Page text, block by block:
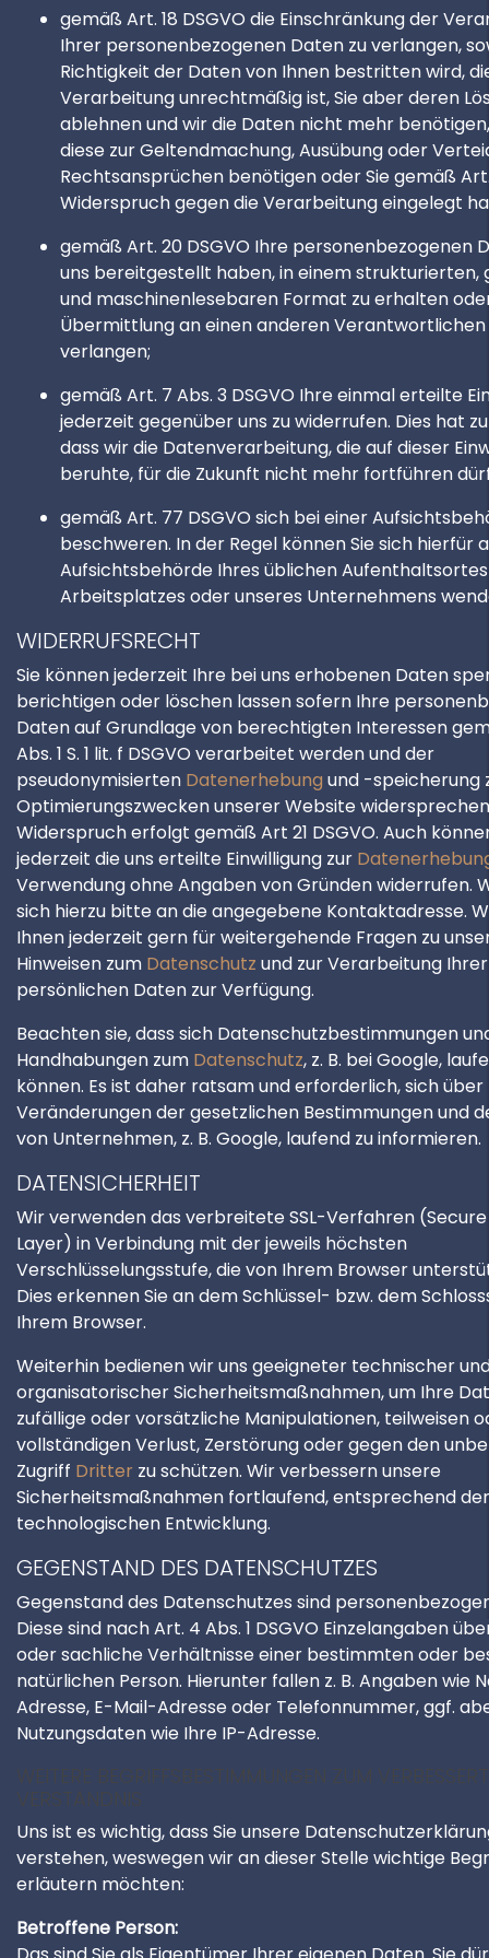
gemäß Art. 18 DSGVO die Einschränkung der
Ihrer personenbezogenen Daten zu verlangen,
Richtigkeit der Daten von Ihnen bestritten wird,
Verarbeitung unrechtmäßig ist, Sie aber deren
ablehnen und wir die Daten nicht mehr
diese zur Geltendmachung, Ausübung oder
Rechtsansprüchen benötigen oder Sie gemäß Art.
Widerspruch gegen die Verarbeitung eingelegt
gemäß Art. 20 DSGVO Ihre personenbezogenen
uns bereitgestellt haben, in einem strukturierten,
und maschinenlesebaren Format zu erhalten
Übermittlung an einen anderen Verantwortlichen
verlangen;
gemäß Art. 7 Abs. 3 DSGVO Ihre einmal erteilte
jederzeit gegenüber uns zu widerrufen. Dies hat
dass wir die Datenverarbeitung, die auf dieser
beruhte, für die Zukunft nicht mehr fortführen
gemäß Art. 77 DSGVO sich bei einer
beschweren. In der Regel können Sie sich hierfür
Aufsichtsbehörde Ihres üblichen
Arbeitsplatzes oder unseres Unternehmens
WIDERRUFSRECHT
Sie können jederzeit Ihre bei uns erhobenen Daten
berichtigen oder löschen lassen sofern Ihre
Daten auf Grundlage von berechtigten Interessen
Abs. 1 S. 1 lit. f DSGVO verarbeitet werden und der
pseudonymisierten Datenerhebung und -speicherung
Optimierungszwecken unserer Website
Widerspruch erfolgt gemäß Art 21 DSGVO. Auch
jederzeit die uns erteilte Einwilligung zur
Verwendung ohne Angaben von Gründen widerrufen.
sich hierzu bitte an die angegebene Kontaktadresse.
Ihnen jederzeit gern für weitergehende Fragen zu
Hinweisen zum Datenschutz und zur Verarbeitung Ihrer
persönlichen Daten zur Verfügung.
Beachten sie, dass sich Datenschutzbestimmungen
Handhabungen zum Datenschutz, z. B. bei Google,
können. Es ist daher ratsam und erforderlich, sich über
Veränderungen der gesetzlichen Bestimmungen und
von Unternehmen, z. B. Google, laufend zu informieren.
DATENSICHERHEIT
Wir verwenden das verbreitete SSL-Verfahren
Layer) in Verbindung mit der jeweils höchsten
Verschlüsselungsstufe, die von Ihrem Browser
Dies erkennen Sie an dem Schlüssel- bzw. dem
Ihrem Browser.
Weiterhin bedienen wir uns geeigneter technischer
organisatorischer Sicherheitsmaßnahmen, um Ihre
zufällige oder vorsätzliche Manipulationen, teilweisen
vollständigen Verlust, Zerstörung oder gegen den
Zugriff Dritter zu schützen. Wir verbessern unsere
Sicherheitsmaßnahmen fortlaufend, entsprechend der
technologischen Entwicklung.
GEGENSTAND DES DATENSCHUTZES
Gegenstand des Datenschutzes sind
Diese sind nach Art. 4 Abs. 1 DSGVO Einzelangaben
oder sachliche Verhältnisse einer bestimmten oder
natürlichen Person. Hierunter fallen z. B. Angaben wie
Adresse, E-Mail-Adresse oder Telefonnummer, ggf.
Nutzungsdaten wie Ihre IP-Adresse.
WEITERE BEGRIFFSBESTIMMUNGEN ZUM
VERSTÄNDNIS
Uns ist es wichtig, dass Sie unsere
verstehen, weswegen wir an dieser Stelle wichtige
erläutern möchten:
Betroffene Person: